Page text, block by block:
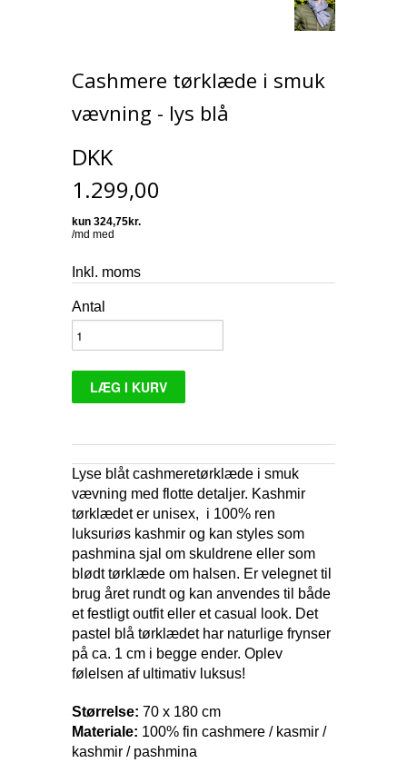
Cashmere tørklæde i smuk
vævning - lys blå
DKK
1.299,00
Inkl. moms
Antal
Lyse blåt cashmeretørklæde i smuk
vævning med flotte detaljer. Kashmir
tørklædet er unisex, i 100% ren
luksuriøs kashmir og kan styles som
pashmina sjal om skuldrene eller som
blødt tørklæde om halsen. Er velegnet til
brug året rundt og kan anvendes til både
et festligt outfit eller et casual look. Det
pastel blå tørklædet har naturlige frynser
på ca. 1 cm i begge ender. Oplev
følelsen af ultimativ luksus!
Størrelse: 70 x 180 cm
Materiale: 100% fin cashmere / kasmir /
kashmir / pashmina